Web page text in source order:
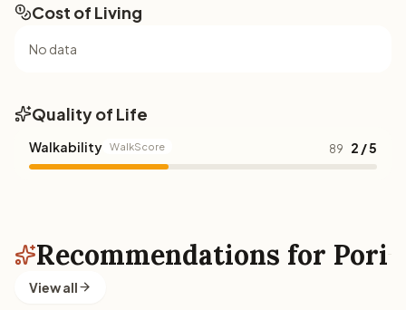
Cost of Living
No data
Quality of Life
Walkability WalkScore 89 2 / 5
Recommendations for Pori
View all